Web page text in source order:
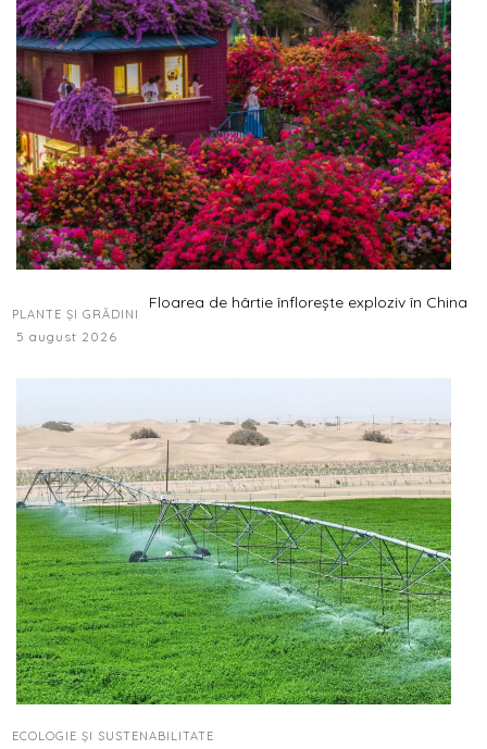
PLANTE ȘI GRĂDINI
Floarea de hârtie înflorește exploziv în China
5 august 2026
ECOLOGIE ȘI SUSTENABILITATE